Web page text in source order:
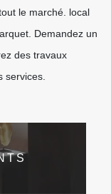
le marché. local
Demandez un
des travaux
services.